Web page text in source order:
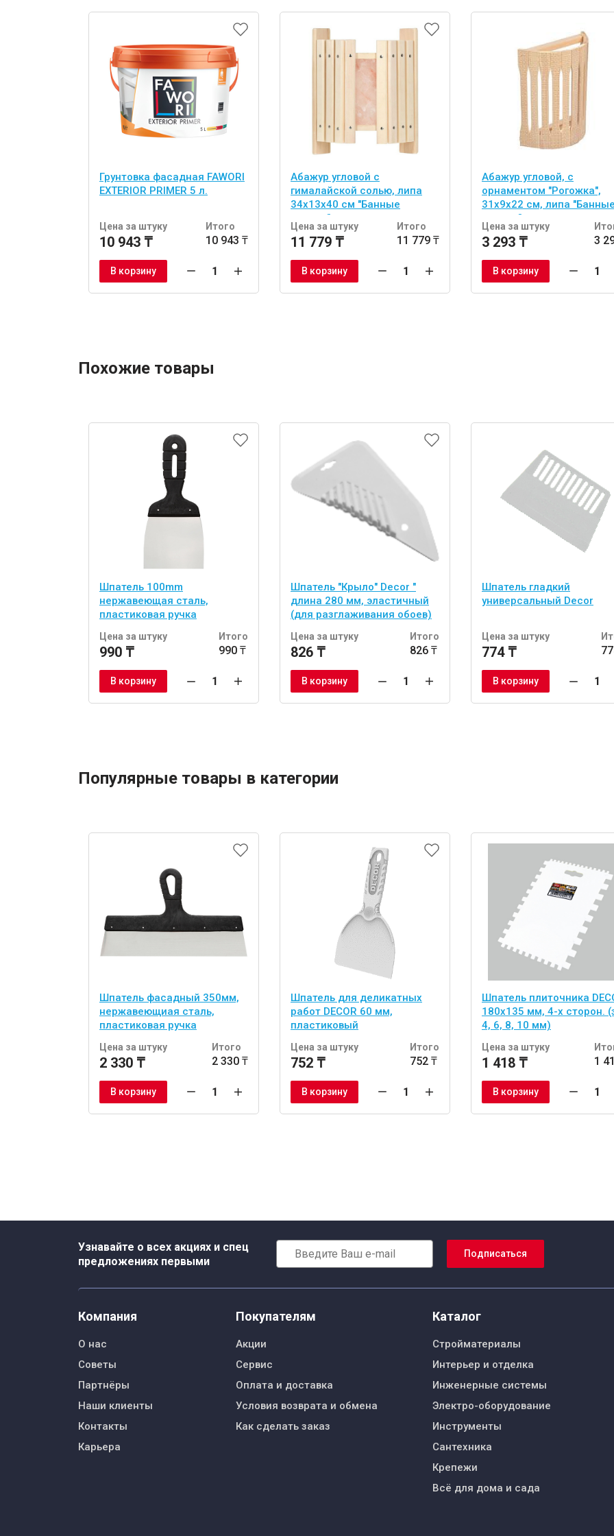
Грунтовка фасадная FAWORI
EXTERIOR PRIMER 5 л.
Цена за штуку
10 943 ₸
Итого
10 943 ₸
В корзину
Абажур угловой с
гималайской солью, липа
34х13х40 см "Банные
штучки"
Цена за штуку
11 779 ₸
Итого
11 779 ₸
В корзину
Абажур угловой, с
орнаментом "Рогожка",
31х9х22 см, липа "Банные
штучки"
Цена за штуку
3 293 ₸ 3
В корзину
Похожие товары
Шпатель 100mm
нержавеющая сталь,
пластиковая ручка
Цена за штуку
990 ₸
Итого
990 ₸
В корзину
Шпатель "Крыло" Decor "
длина 280 мм, эластичный
(для разглаживания обоев)
Цена за штуку
826 ₸
Итого
826 ₸
В корзину
Шпатель гладкий
универсальный Decor
Цена за штуку
774 ₸
В корзину
Популярные товары в категории
Шпатель фасадный 350мм,
нержавеющиая сталь,
пластиковая ручка
Цена за штуку
2 330 ₸
Итого
2 330 ₸
В корзину
Шпатель для деликатных
работ DECOR 60 мм,
пластиковый
Цена за штуку
752 ₸
Итого
752 ₸
В корзину
Шпатель плиточника
180х135 мм, 4-х сторон.
4, 6, 8, 10 мм)
Цена за штуку
1 418 ₸ 1
В корзину
Узнавайте о всех акциях и спец
предложениях первыми
Подписаться
Компания
О нас
Советы
Партнёры
Наши клиенты
Контакты
Карьера
Покупателям
Акции
Сервис
Оплата и доставка
Условия возврата и обмена
Как сделать заказ
Каталог
Стройматериалы
Интерьер и отделка
Инженерные системы
Электро-оборудование
Инструменты
Сантехника
Крепежи
Всё для дома и сада